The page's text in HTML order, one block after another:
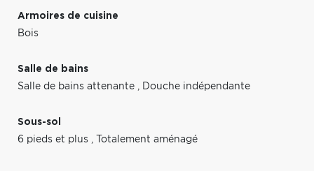
Armoires de cuisine
Bois
Salle de bains
Salle de bains attenante , Douche indépendante
Sous-sol
6 pieds et plus , Totalement aménagé